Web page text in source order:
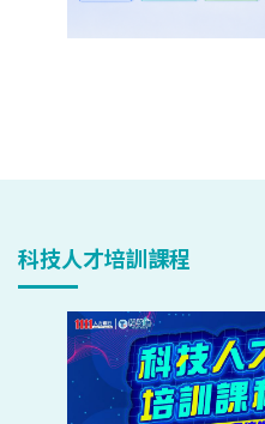
科技人才培訓課程